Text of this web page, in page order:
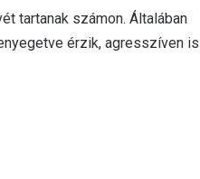
tartanak számon. Általában
érzik, agresszíven is